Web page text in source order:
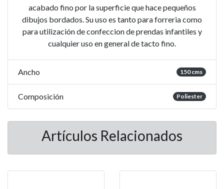
acabado fino por la superficie que hace pequeños
dibujos bordados. Su uso es tanto para forreria como
para utilización de confeccion de prendas infantiles y
cualquier uso en general de tacto fino.
Ancho 150 cms
Composición Poliester
Artículos Relacionados